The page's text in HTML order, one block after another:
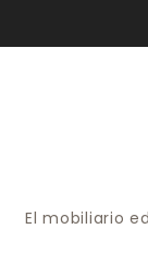
El mobiliario